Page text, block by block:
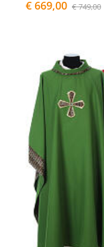
€ 669,00 € 749,00